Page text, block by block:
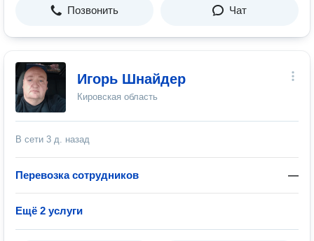
Позвонить Чат
Игорь Шнайдер
Кировская область
В сети 3 д. назад
Перевозка сотрудников —
Ещё 2 услуги